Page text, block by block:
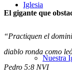
Iglesia
Nuestra
El gigante que
“Practiquen el
diablo ronda como
Pedro 5:8 NVI